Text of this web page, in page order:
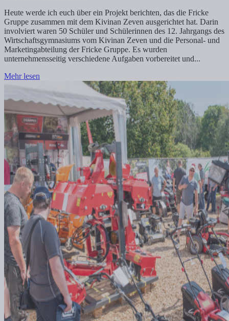
Heute werde ich euch über ein Projekt berichten, das die Fricke
Gruppe zusammen mit dem Kivinan Zeven ausgerichtet hat. Darin
involviert waren 50 Schüler und Schülerinnen des 12. Jahrgangs des
Wirtschaftsgymnasiums vom Kivinan Zeven und die Personal- und
Marketingabteilung der Fricke Gruppe. Es wurden
unternehmensseitig verschiedene Aufgaben vorbereitet und...
Mehr lesen